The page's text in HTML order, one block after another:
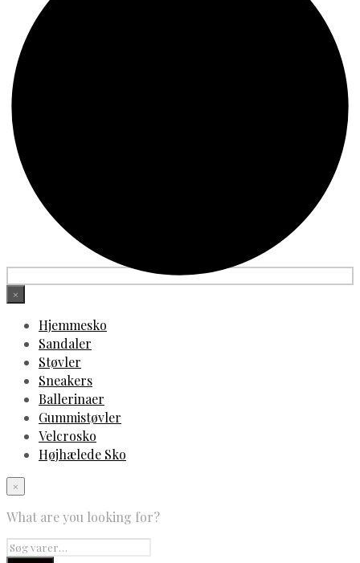
×
Hjemmesko
Sandaler
Støvler
Sneakers
Ballerinaer
Gummistøvler
Velcrosko
Højhælede Sko
×
What are you looking for?